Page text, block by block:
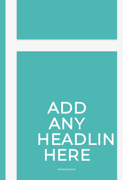
ADD
ANY
HERE